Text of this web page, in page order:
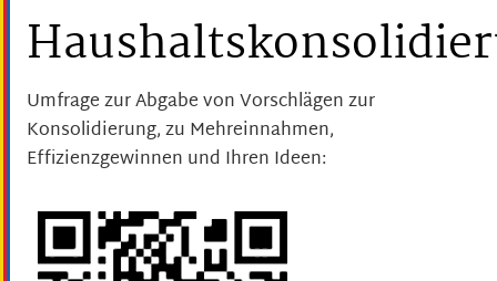
Umfrage zur Abgabe von Vorschlägen zur
Konsolidierung, zu Mehreinnahmen,
Effizienzgewinnen und Ihren Ideen: